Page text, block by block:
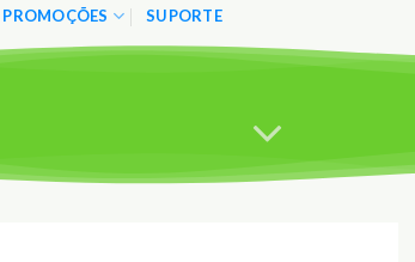
PROMOÇÕES SUPORTE